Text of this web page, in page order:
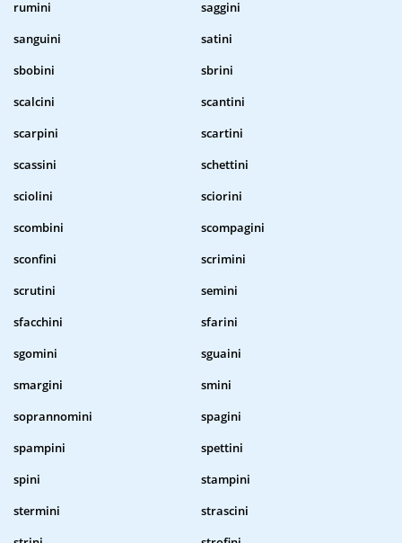
rumini
saggini
sanguini
satini
sbobini
sbrini
scalcini
scantini
scarpini
scartini
scassini
schettini
sciolini
sciorini
scombini
scompagini
sconfini
scrimini
scrutini
semini
sfacchini
sfarini
sgomini
sguaini
smargini
smini
soprannomini
spagini
spampini
spettini
spini
stampini
stermini
strascini